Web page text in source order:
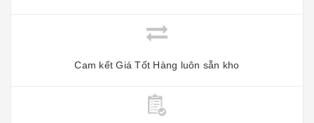
Cam kết Giá Tốt Hàng luôn sẵn kho